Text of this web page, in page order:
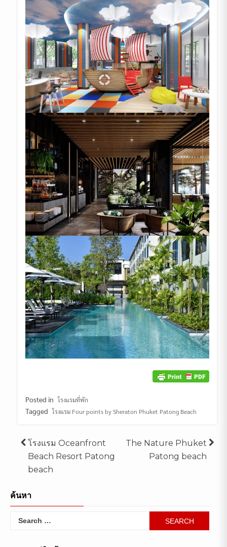
Posted in โรงแรมที่พัก
Tagged โรงแรม Four points by Sheraton Phuket Patong Beach
Post
navigation
โรงแรม Oceanfront
Beach Resort Patong
beach
The Nature Phuket
Patong beach
ค้นหา
Search